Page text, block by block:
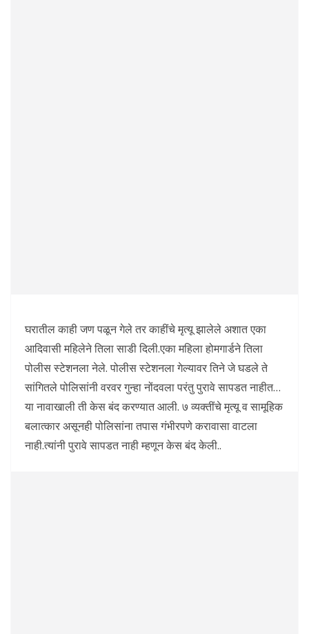
घरातील काही जण पळून गेले तर काहींचे मृत्यू झालेले अशात एका
आदिवासी महिलेने तिला साडी दिली.एका महिला होमगार्डने तिला
पोलीस स्टेशनला नेले. पोलीस स्टेशनला गेल्यावर तिने जे घडले ते
सांगितले पोलिसांनी वरवर गुन्हा नोंदवला परंतु पुरावे सापडत नाहीत…
या नावाखाली ती केस बंद करण्यात आली. ७ व्यक्तींचे मृत्यू व सामूहिक
बलात्कार असूनही पोलिसांना तपास गंभीरपणे करावासा वाटला
नाही.त्यांनी पुरावे सापडत नाही म्हणून केस बंद केली..